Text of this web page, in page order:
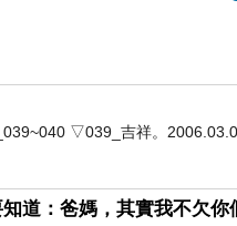
_039~040 ▽039_吉祥。
道：爸媽，其實我不欠你